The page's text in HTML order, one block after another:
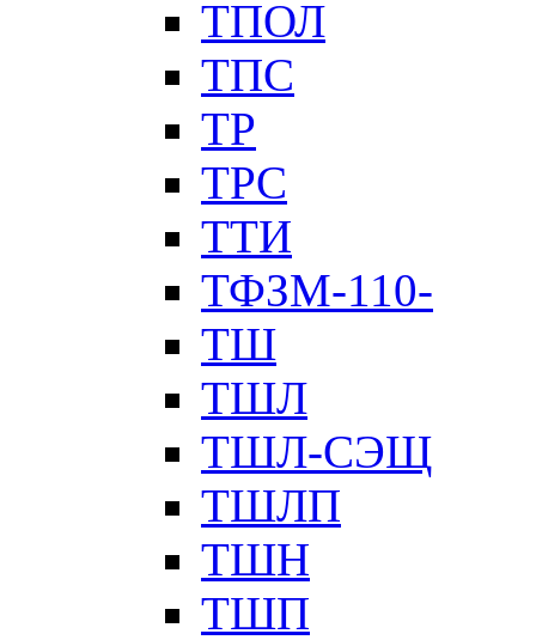
ТПОЛ
ТПС
ТР
ТРС
ТТИ
ТФЗМ-110-
ТШ
ТШЛ
ТШЛ-СЭЩ
ТШЛП
ТШН
ТШП